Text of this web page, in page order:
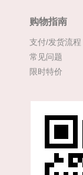
购物指南
支付/发货流程
常见问题
限时特价